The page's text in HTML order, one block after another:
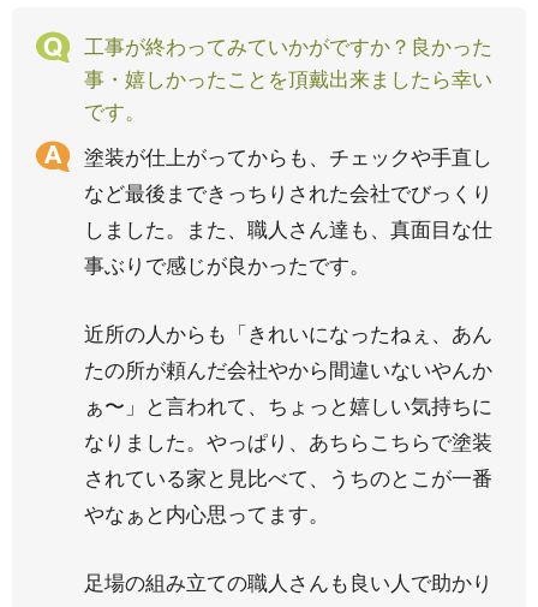
工事が終わってみていかがですか？良かった
事・嬉しかったことを頂戴出来ましたら幸い
です。
塗装が仕上がってからも、チェックや手直し
など最後まできっちりされた会社でびっくり
しました。また、職人さん達も、真面目な仕
事ぶりで感じが良かったです。
近所の人からも「きれいになったねぇ、あん
たの所が頼んだ会社やから間違いないやんか
ぁ〜」と言われて、ちょっと嬉しい気持ちに
なりました。やっぱり、あちらこちらで塗装
されている家と見比べて、うちのとこが一番
やなぁと内心思ってます。
足場の組み立ての職人さんも良い人で助かり